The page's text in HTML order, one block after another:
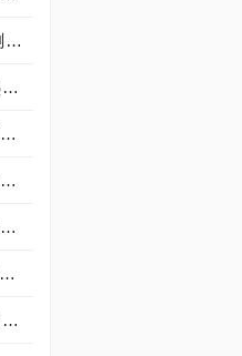
洋垃圾神器，Xeon E5-2670實測開箱大作戰！
MSI CORE FROZR L CPU散熱器實測開箱，微星電競產品再添新兵
MSI GeForce GTX 1060 GAMING X 6G實測開箱，玩家級電競顯示卡中的神兵利器！
MSI GeForce GTX 1080 GAMING X 8G實測開箱，史上最強大Pascal自製顯示卡全面來襲！
淘寶網洋垃圾再顯神威，1999元買到8核心16執行緒Xeon E5-2670神器級處理器！
MSI GeForce GTX 1050 Ti GAMING X 4G實測開箱，中階電競顯示卡中的玩家精品！
微星MSI Aegis X-026TW快打旋風V同梱版實測開箱，VR電競桌機的頂尖之作！